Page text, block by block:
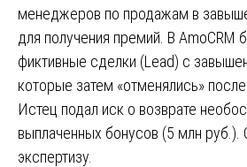
менеджеров по продажам в
для получения премий. В AmoCRM
фиктивные сделки (Lead) с
которые затем «отменялись»
Истец подал иск о возврате
выплаченных бонусов (5 млн руб.).
экспертизу.